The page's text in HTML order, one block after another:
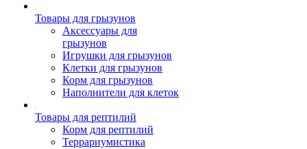
Товары для грызунов
Аксессуары для
грызунов
Игрушки для грызунов
Клетки для грызунов
Корм для грызунов
Наполнители для клеток
Товары для рептилий
Корм для рептилий
Террариумистика